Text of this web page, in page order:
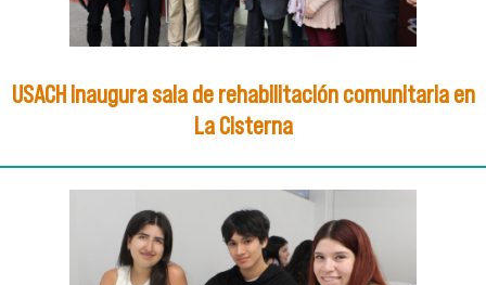
USACH inaugura sala de rehabilitación comunitaria en
La Cisterna